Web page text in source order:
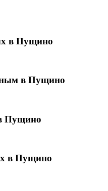
в Пущино
в Пущино
Пущино
в Пущино